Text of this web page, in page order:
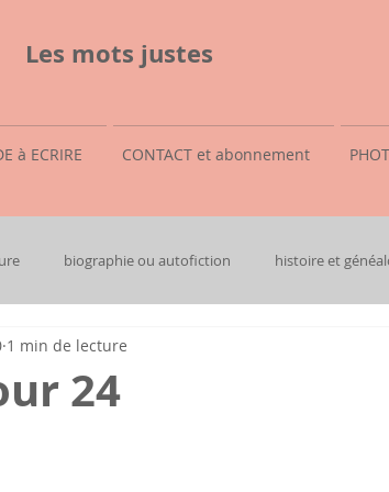
Les mots justes
à ECRIRE CONTACT et abonnement
biographie ou autofiction histoire et
24
1 min de lecture